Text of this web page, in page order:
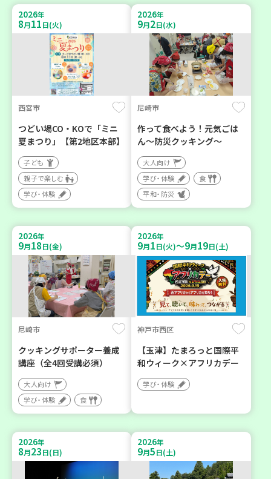
2026年
8月11日(火)
西宮市
つどい場CO・KOで「ミニ
夏まつり」【第2地区本部】
子ども
親子で楽しむ
学び・体験
2026年
9月2日(水)
尼崎市
作って食べよう！元気ごは
ん～防災クッキング～
大人向け
学び・体験
食
平和・防災
2026年
9月18日(金)
尼崎市
クッキングサポーター養成
講座（全4回受講必須）
大人向け
学び・体験
食
2026年
9月1日(火)～9月19日(土)
神戸市西区
【玉津】たまろっと国際平
和ウィーク×アフリカデー
学び・体験
2026年
8月23日(日)
2026年
9月5日(土)